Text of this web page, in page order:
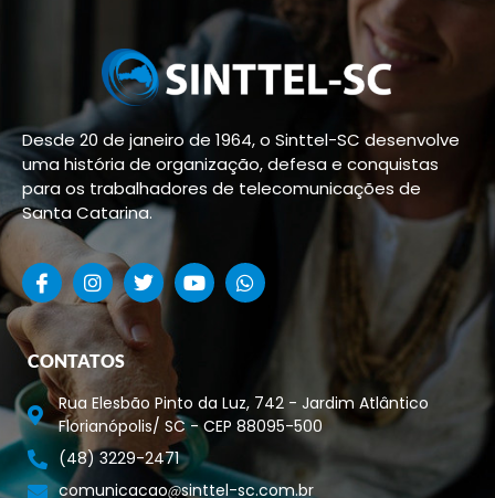
Desde 20 de janeiro de 1964, o Sinttel-SC desenvolve
uma história de organização, defesa e conquistas
para os trabalhadores de telecomunicações de
Santa Catarina.
CONTATOS
Rua Elesbão Pinto da Luz, 742 - Jardim Atlântico
Florianópolis/ SC - CEP 88095-500
(48) 3229-2471
comunicacao
sinttel-sc.com.br